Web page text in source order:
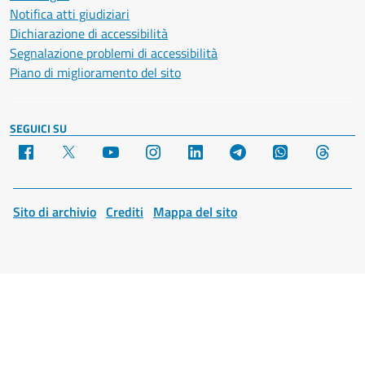
Notifica atti giudiziari
Dichiarazione di accessibilità
Segnalazione problemi di accessibilità
Piano di miglioramento del sito
SEGUICI SU
Facebook YouTube Instagram LinkedIn Telegram WhatsApp
Sito di archivio Crediti Mappa del sito